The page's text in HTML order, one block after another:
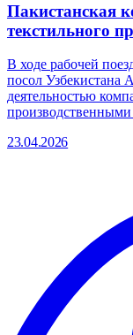
Пакистанская
текстильного
В ходе рабочей
посол Узбекистана
деятельностью
23.04.2026